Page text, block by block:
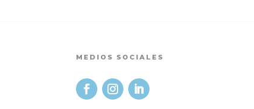
MEDIOS SOCIALES